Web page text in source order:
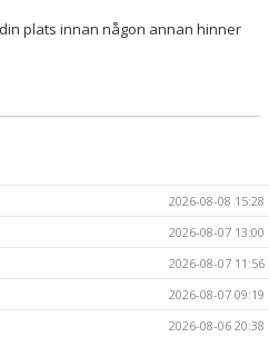
plats innan någon annan hinner
2026-08-08 15:28
2026-08-07 13:00
2026-08-07 11:56
2026-08-07 09:19
2026-08-06 20:38